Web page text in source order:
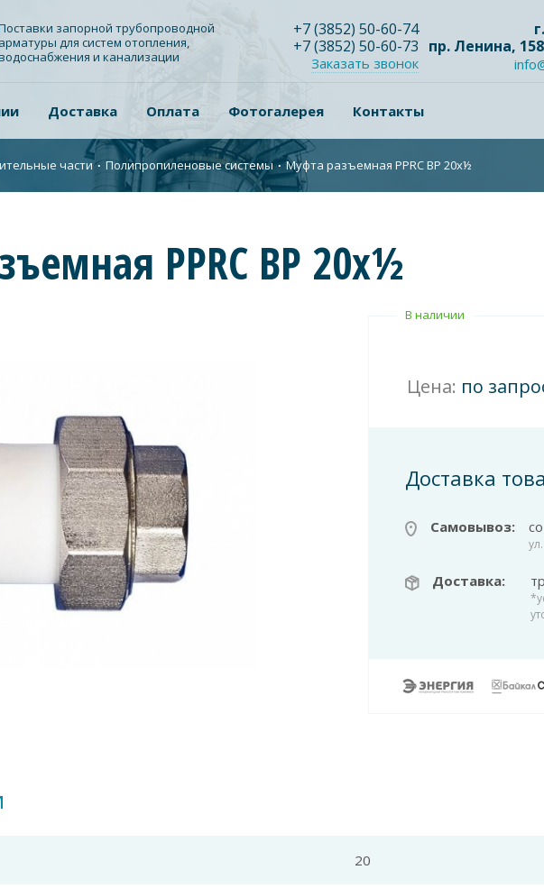
запорной трубопроводной
арматуры для систем отопления,
и канализации
+7(3852) 50-60-74
+7(3852) 50-60-73
Заказать звонок
пр. Ленина,
Доставка Оплата Фотогалерея Контакты
части ∙ Полипропиленовые системы ∙Муфта разъемная PPRC ВР 20х½
PPRC ВР 20х½
В наличии
Цена: по
Доставка
Самовывоз:
Доставка:
20